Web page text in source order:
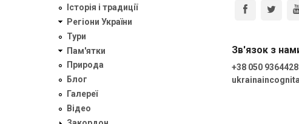
Історія і традиції
Регіони України
Тури
Пам'ятки
Природа
Блог
Галереї
Відео
Зв'язок з
+38 050 9364428